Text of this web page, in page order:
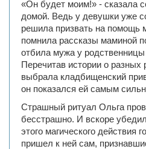
«Он будет моим!» - сказала
домой. Ведь у девушки уже
решила призвать на помощь
помнила рассказы маминой
отбила мужа у
Перечитав истории о разных
выбрала кладбищенский
он показался ей самым
Страшный ритуал Ольга
бесстрашно. И вскоре
этого магического действия
пришел к ней сам,